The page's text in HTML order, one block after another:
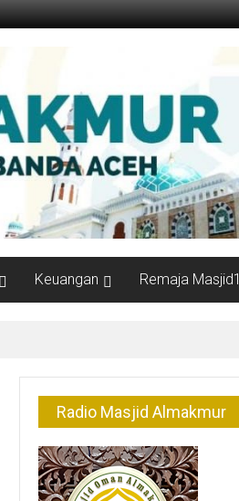
Keuangan Remaja Masjid1
Radio Masjid Almakmur